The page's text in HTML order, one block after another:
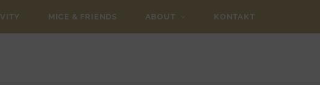
MICE & FRIENDS ABOUT KONTAKT